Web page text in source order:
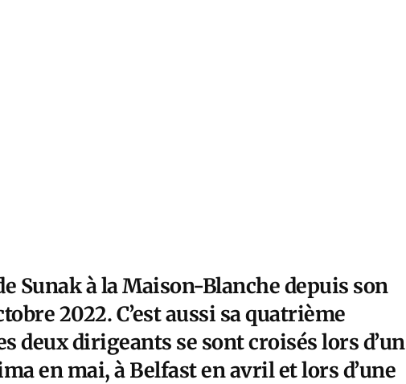
Sunak à la Maison-Blanche depuis son
2022. C’est aussi sa quatrième
deux dirigeants se sont croisés lors d’un
en mai, à Belfast en avril et lors d’une